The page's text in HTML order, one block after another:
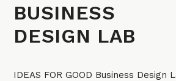
BUSINESS
DESIGN LAB
IDEAS FOR GOOD Business Design